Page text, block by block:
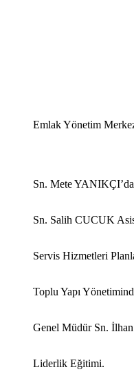
Emlak Yönetim
Sn. Mete
Sn. Salih CUCUK
Servis Hizmetleri
Toplu Yapı
Genel Müdür Sn.
Liderlik Eğitimi.